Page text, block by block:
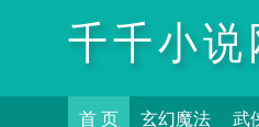
千千小说
首 页 玄幻魔法 武